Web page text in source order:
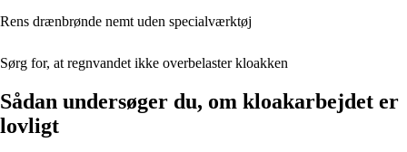
Rens drænbrønde nemt uden specialværktøj
Sørg for, at regnvandet ikke overbelaster kloakken
Sådan undersøger du, om kloakarbejdet er
lovligt